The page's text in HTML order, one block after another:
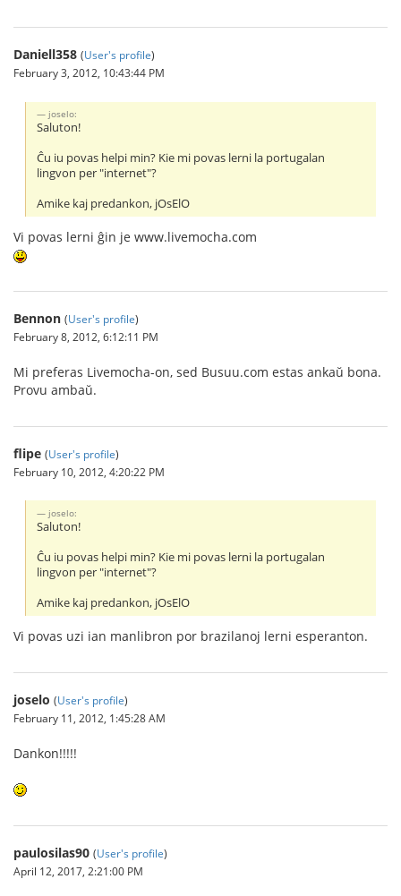
Daniell358 (User's profile)
February 3, 2012, 10:43:44 PM
joselo:
Saluton!
Ĉu iu povas helpi min? Kie mi povas lerni la portugalan
lingvon per "internet"?
Amike kaj predankon, jOsElO
Vi povas lerni ĝin je www.livemocha.com
Bennon (User's profile)
February 8, 2012, 6:12:11 PM
Mi preferas Livemocha-on, sed Busuu.com estas ankaŭ bona.
Provu ambaŭ.
flipe (User's profile)
February 10, 2012, 4:20:22 PM
joselo:
Saluton!
Ĉu iu povas helpi min? Kie mi povas lerni la portugalan
lingvon per "internet"?
Amike kaj predankon, jOsElO
Vi povas uzi ian manlibron por brazilanoj lerni esperanton.
joselo (User's profile)
February 11, 2012, 1:45:28 AM
Dankon!!!!!
paulosilas90 (User's profile)
April 12, 2017, 2:21:00 PM